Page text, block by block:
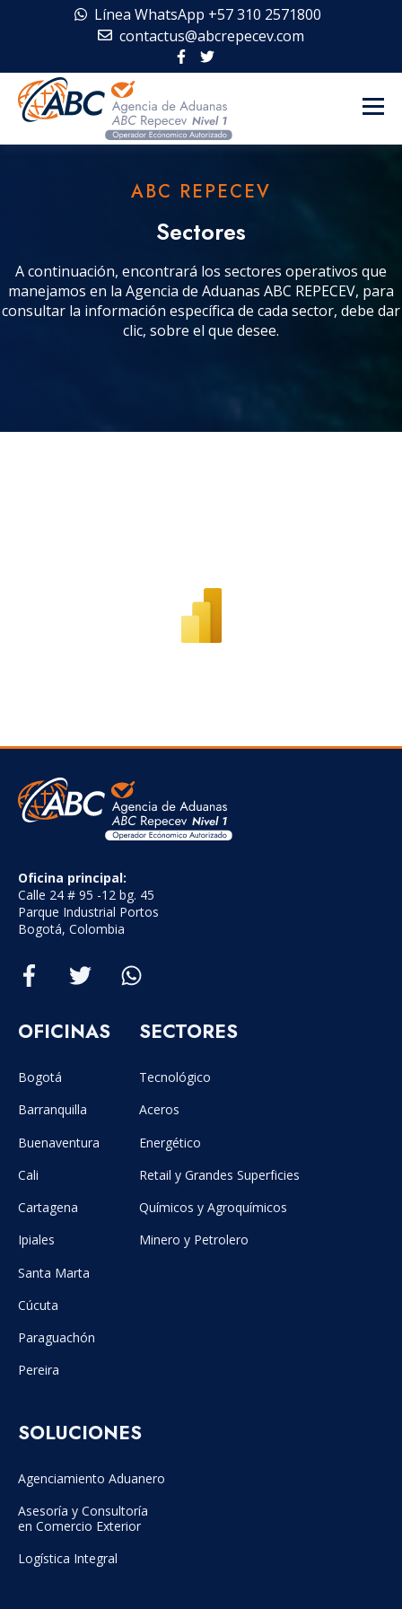
Línea WhatsApp +57 310 2571800
contactus@abcrepecev.com
ABC REPECEV
Sectores
A continuación, encontrará los sectores operativos que
manejamos en la Agencia de Aduanas ABC REPECEV, para
consultar la información específica de cada sector, debe dar
clic, sobre el que desee.
Oficina principal:
Calle 24 # 95 -12 bg. 45
Parque Industrial Portos
Bogotá, Colombia
OFICINAS
Bogotá
Barranquilla
Buenaventura
Cali
Cartagena
Ipiales
Santa Marta
Cúcuta
Paraguachón
Pereira
SECTORES
Tecnológico
Aceros
Energético
Retail y Grandes Superficies
Químicos y Agroquímicos
Minero y Petrolero
SOLUCIONES
Agenciamiento Aduanero
Asesoría y Consultoría
en Comercio Exterior
Logística Integral